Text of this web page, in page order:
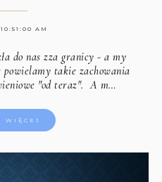
AM
do nas zza granicy - a my
powielamy takie zachowania
"od teraz". A m…
WIĘCEJ